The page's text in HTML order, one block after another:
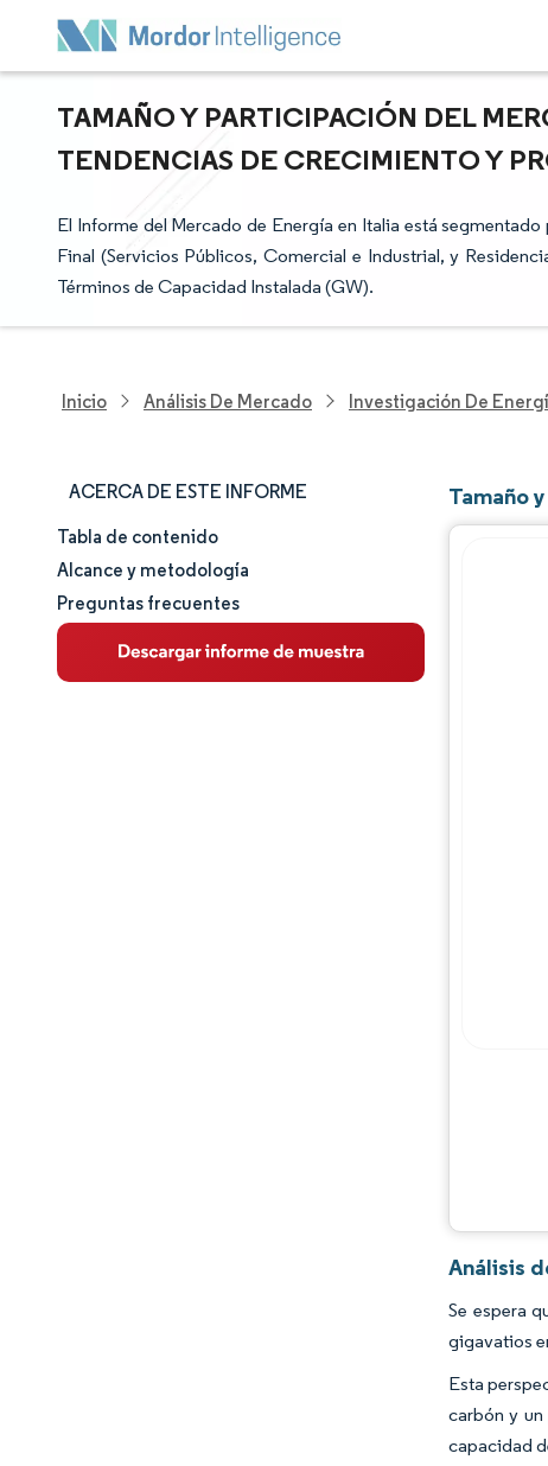
TAMAÑO Y PARTICIPACIÓN DEL
TENDENCIAS DE CRECIMIENTO Y
El Informe del Mercado de Energía en Italia está
Final (Servicios Públicos, Comercial e Industrial, y
Términos de Capacidad Instalada (GW).
Inicio Análisis De Mercado Investigación De
ACERCA DE ESTE INFORME
Tamaño y cuota de mercado
Análisis de mercado
Tendencias e ideas
Tabla de contenido
Alcance y metodología
Preguntas frecuentes
Tamaño
Análisis
Se espera
gigavatios
Esta
carbón y un
capacidad